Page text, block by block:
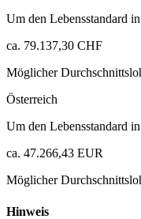
Um den Lebensstandard
ca. 79.137,30 CHF
Möglicher
Österreich
Um den Lebensstandard
ca. 47.266,43 EUR
Möglicher
Hinweis